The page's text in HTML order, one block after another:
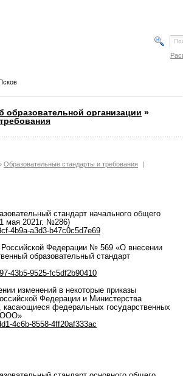
образовательной организации »
Образовательные стандарты и требования
|
стандарт начального общего
мая 2021г. №286)
4b9a-a3d3-b47c0c5d7e69
Федерации № 569 «О внесении
образовательный стандарт
43b5-9525-fc5df2b90410
изменений в некоторые приказы
Федерации и Министерства
федеральных государственных
ООО»
4c6b-8558-4ff20af333ac